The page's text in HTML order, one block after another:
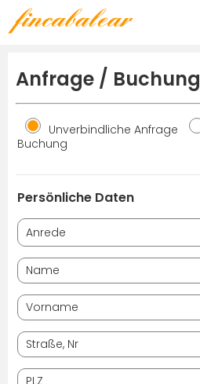
Anfrage / Buchung
Unverbindliche Anfrage
Buchung
Persönliche Daten